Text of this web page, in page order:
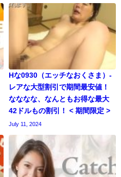
Hな0930（エッチなおくさま）-
レアな大型割引で期間最安値！
なななな、なんともお得な最大
42ドルもの割引！ < 期間限定 >
July 11, 2024